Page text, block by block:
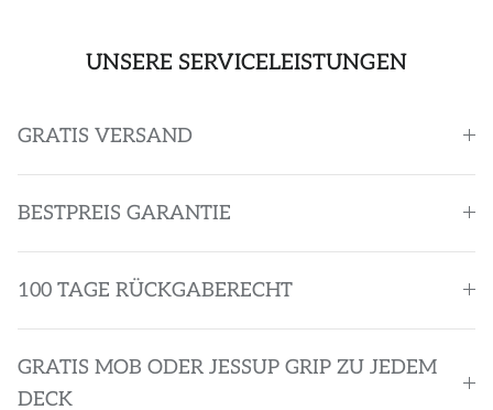
UNSERE SERVICELEISTUNGEN
GRATIS VERSAND
BESTPREIS GARANTIE
100 TAGE RÜCKGABERECHT
GRATIS MOB ODER JESSUP GRIP ZU JEDEM
DECK